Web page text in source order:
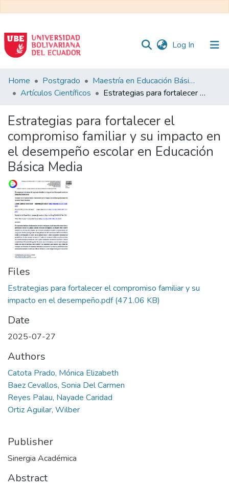
Log In (current)
Communities
&
All of DSpace
Statistics
Home Postgrado
Maestría en Educación Básica
Artículos Científicos
Estrategias para fortalecer el compromiso familiar y su impacto en el desempeño escolar en Educación Básica Media
Estrategias para fortalecer el
compromiso familiar y su impacto en
el desempeño escolar en Educación
Básica Media
Files
Estrategias para fortalecer el compromiso familiar y su
impacto en el desempeño.pdf(471.06 KB)
Date
2025-07-27
Authors
Catota Prado, Mónica Elizabeth
Baez Cevallos, Sonia Del Carmen
Reyes Palau, Nayade Caridad
Ortiz Aguilar, Wilber
Publisher
Sinergia Académica
Abstract